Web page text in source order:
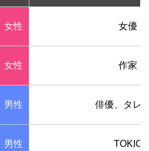
女性 女優
女性 作家
男性 俳優、タレ
男性 TOKIO